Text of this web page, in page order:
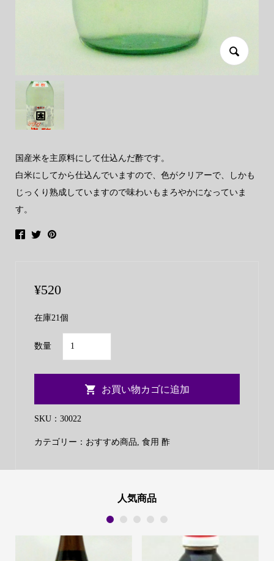
国産米を主原料にして仕込んだ酢です。
白米にしてから仕込んでいますので、色がクリアーで、しかも
じっくり熟成していますので味わいもまろやかになっていま
す。
¥520
在庫21個
数量
タ
瓶
お買い物カゴに追加
SKU： 30022
カテゴリー： おすすめ商品 食用 酢
人気商品
1 2 3 4 5